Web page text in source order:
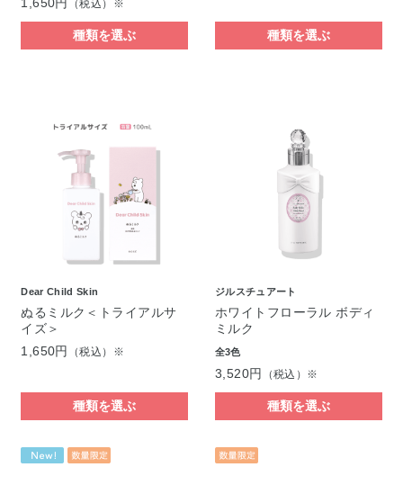
（税込）※
種類を選ぶ 種類を選ぶ
Dear Child Skin
ぬるミルク＜トライアルサ
イズ＞
1,650円
（税込）※
種類を選ぶ
ジルスチュアート
ホワイトフローラル ボディ
ミルク
全3色
3,520円 （税込）※
種類を選ぶ